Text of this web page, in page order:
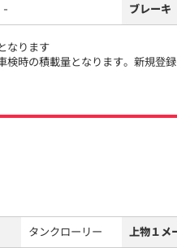
- ブレーキ
なります
検時の積載量となります。新規登
タンクローリー 上物１メ